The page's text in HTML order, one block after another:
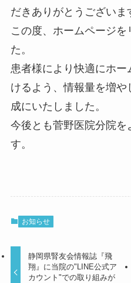
だきありがとうございま
この度、ホームページ
た。
患者様により快適にホ
けるよう、情報量を増
成にいたしました。
今後とも菅野医院分院を
す。
お知らせ
静岡県腎友会情報誌『飛
翔』に当院の"LINE公式ア
カウント"での取り組みが